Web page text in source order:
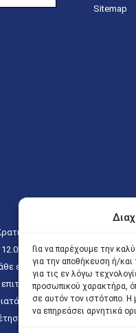
Για να παρέχουμε την
για την αποθήκευση ή/
για τις εν λόγω
προσωπικού χαρακτήρα,
σε αυτόν τον ιστότοπο.
να επηρεάσει αρνητικά
Sitemap
Υποτροφιών (Λ.
– 15.00. Η είσοδος των
εργάσιμη ημέρα και ώρα
καθημερινά κατά
Για την αποφυγή
του δύναται να